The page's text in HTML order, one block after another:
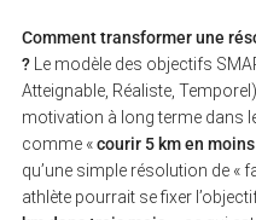
Comment transformer une
?Le modèle des objectifs
Atteignable, Réaliste,
motivation à long terme dans
comme «courir 5 km en
qu’une simple résolution de «
athlète pourrait se fixer